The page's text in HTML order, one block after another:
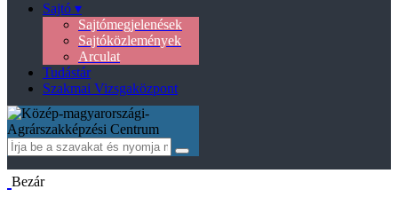
Sajtó ▾
Sajtómegjelenések
Sajtóközlemények
Arculat
Tudástár
Szakmai Vizsgaközpont
Bezár